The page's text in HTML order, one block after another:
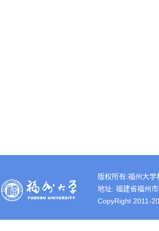
版权所有:福州大
地址: 福建省福州
CopyRight 2011-